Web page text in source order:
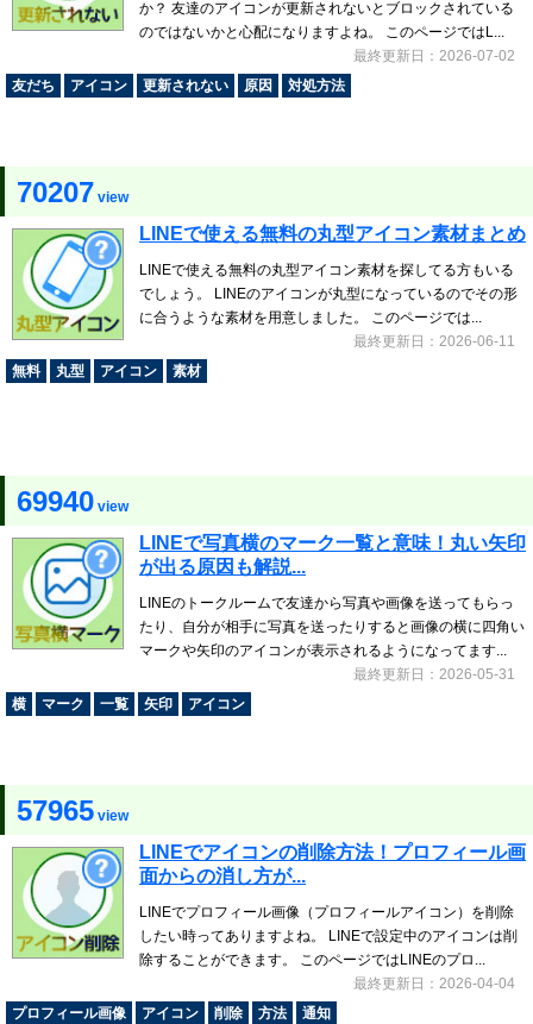
か？ 友達のアイコンが更新されないとブロックされている
のではないかと心配になりますよね。 このページではL...
最終更新日：2026-07-02
友だち
アイコン 更新されない 原因 対処方法
70207 view
LINEで使える無料の丸型アイコン素材まとめ
LINEで使える無料の丸型アイコン素材を探してる方もいる
でしょう。 LINEのアイコンが丸型になっているのでその形
に合うような素材を用意しました。 このページでは...
最終更新日：2026-06-11
無料
丸型 アイコン 素材
69940 view
LINEで写真横のマーク一覧と意味！丸い矢印
が出る原因も解説...
LINEのトークルームで友達から写真や画像を送ってもらっ
たり、自分が相手に写真を送ったりすると画像の横に四角い
マークや矢印のアイコンが表示されるようになってます...
最終更新日：2026-05-31
横
マーク 一覧 矢印 アイコン
57965 view
LINEでアイコンの削除方法！プロフィール画
面からの消し方が...
LINEでプロフィール画像（プロフィールアイコン）を削除
したい時ってありますよね。 LINEで設定中のアイコンは削
除することができます。 このページではLINEのプロ...
最終更新日：2026-04-04
プロフィール画像
アイコン 削除 方法 通知